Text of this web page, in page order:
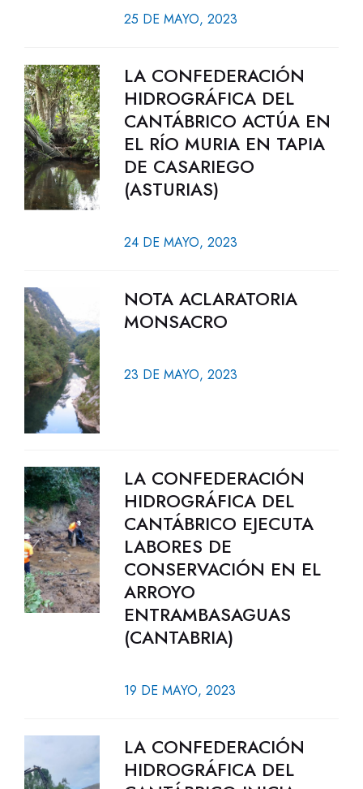
25 DE MAYO, 2023
LA CONFEDERACIÓN
HIDROGRÁFICA DEL
CANTÁBRICO ACTÚA EN
EL RÍO MURIA EN TAPIA
DE CASARIEGO
(ASTURIAS)
24 DE MAYO, 2023
NOTA ACLARATORIA
MONSACRO
23 DE MAYO, 2023
LA CONFEDERACIÓN
HIDROGRÁFICA DEL
CANTÁBRICO EJECUTA
LABORES DE
CONSERVACIÓN EN EL
ARROYO
ENTRAMBASAGUAS
(CANTABRIA)
19 DE MAYO, 2023
LA CONFEDERACIÓN
HIDROGRÁFICA DEL